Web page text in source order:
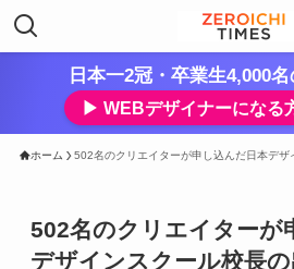
日本一2冠・卒業生4,000
▶︎ WEBデザイナーになる
ホーム 502名のクリエイターが申し込んだ日本デ
502名のクリエイターが
デザインスクール校長